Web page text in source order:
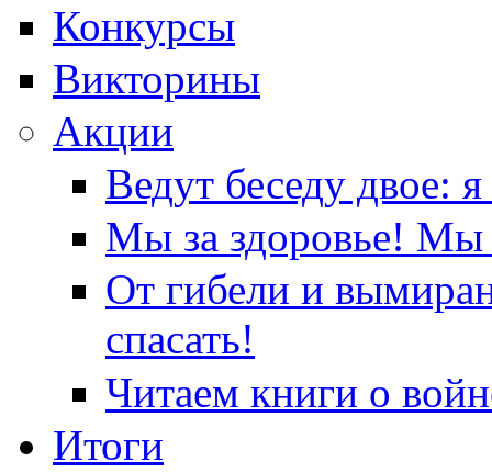
Конкурсы
Викторины
Акции
Ведут беседу двое:
Мы за здоровье! Мы
От гибели и
спасать!
Читаем книги о
Итоги